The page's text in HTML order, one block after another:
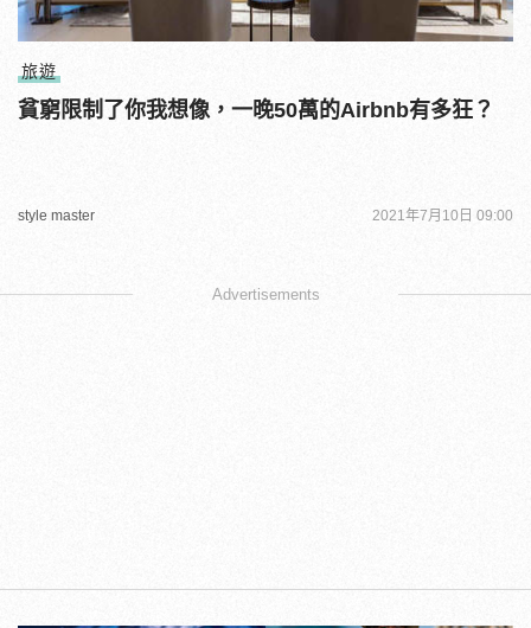
旅遊
貧窮限制了你我想像，一晚50萬的Airbnb有多狂？
style master 2021年7月10日 09:00
Advertisements